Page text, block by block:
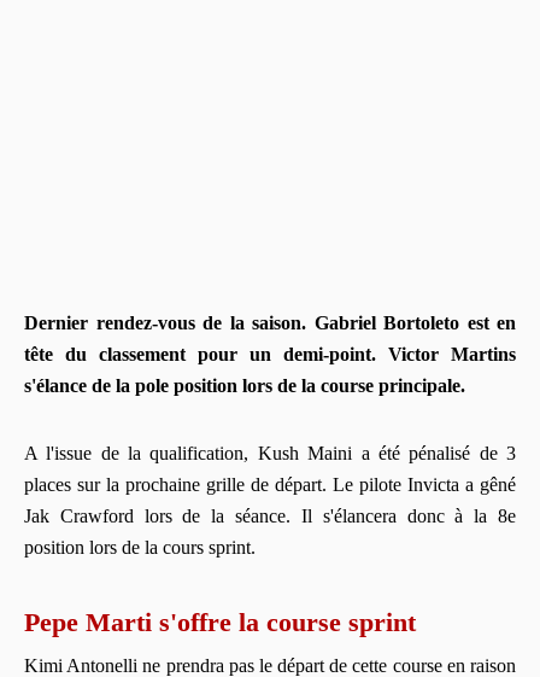
Dernier rendez-vous de la saison. Gabriel Bortoleto est en
tête du classement pour un demi-point. Victor Martins
s'élance de la pole position lors de la course principale.
A l'issue de la qualification, Kush Maini a été pénalisé de 3
places sur la prochaine grille de départ. Le pilote Invicta a gêné
Jak Crawford lors de la séance. Il s'élancera donc à la 8e
position lors de la cours sprint.
Pepe Marti s'offre la course sprint
Kimi Antonelli ne prendra pas le départ de cette course en raison